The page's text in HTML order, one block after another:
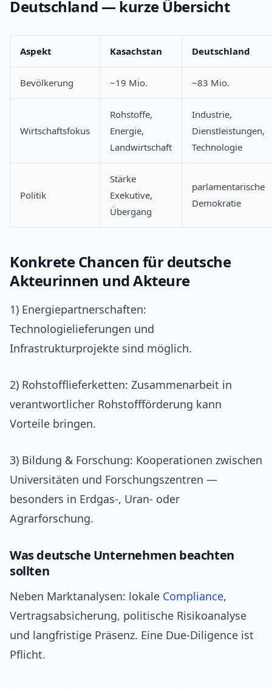
Deutschland — kurze Übersicht
Aspekt Kasachstan Deutschland
Bevölkerung ~19 Mio. ~83 Mio.
Wirtschaftsfokus
Rohstoffe,
Energie,
Landwirtschaft
Industrie,
Dienstleistungen,
Technologie
Politik
Stärke
Exekutive,
Übergang
parlamentarische
Demokratie
Konkrete Chancen für deutsche
Akteurinnen und Akteure
1) Energiepartnerschaften:
Technologielieferungen und
Infrastrukturprojekte sind möglich.
2) Rohstofflieferketten: Zusammenarbeit in
verantwortlicher Rohstoffförderung kann
Vorteile bringen.
3) Bildung & Forschung: Kooperationen zwischen
Universitäten und Forschungszentren —
besonders in Erdgas-, Uran- oder
Agrarforschung.
Was deutsche Unternehmen beachten
sollten
Neben Marktanalysen: lokale Compliance,
Vertragsabsicherung, politische Risikoanalyse
und langfristige Präsenz. Eine Due-Diligence ist
Pflicht.